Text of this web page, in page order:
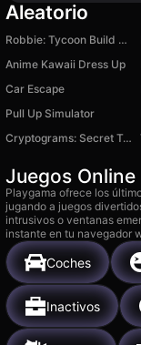
Aleatorio
Robbie: Tycoon Build a City
Anime Kawaii Dress Up
Car Escape
Pull Up Simulator
Cryptograms: Secret Text
Juegos
Playgama ofrece los
jugando a juegos
intrusivos o ventanas
instante en tu navegador
Coches
Inactivos